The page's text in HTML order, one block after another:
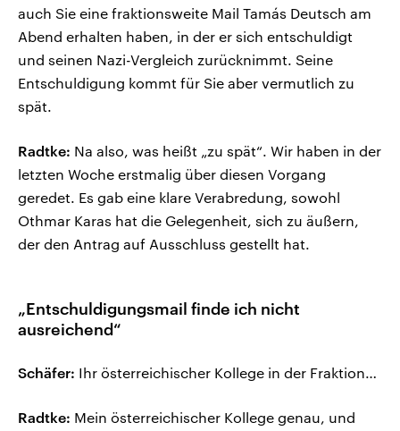
auch Sie eine fraktionsweite Mail Tamás Deutsch am
Abend erhalten haben, in der er sich entschuldigt
und seinen Nazi-Vergleich zurücknimmt. Seine
Entschuldigung kommt für Sie aber vermutlich zu
spät.
Radtke: Na also, was heißt „zu spät“. Wir haben in der
letzten Woche erstmalig über diesen Vorgang
geredet. Es gab eine klare Verabredung, sowohl
Othmar Karas hat die Gelegenheit, sich zu äußern,
der den Antrag auf Ausschluss gestellt hat.
„Entschuldigungsmail finde ich nicht
ausreichend“
Schäfer: Ihr österreichischer Kollege in der Fraktion…
Radtke: Mein österreichischer Kollege genau, und